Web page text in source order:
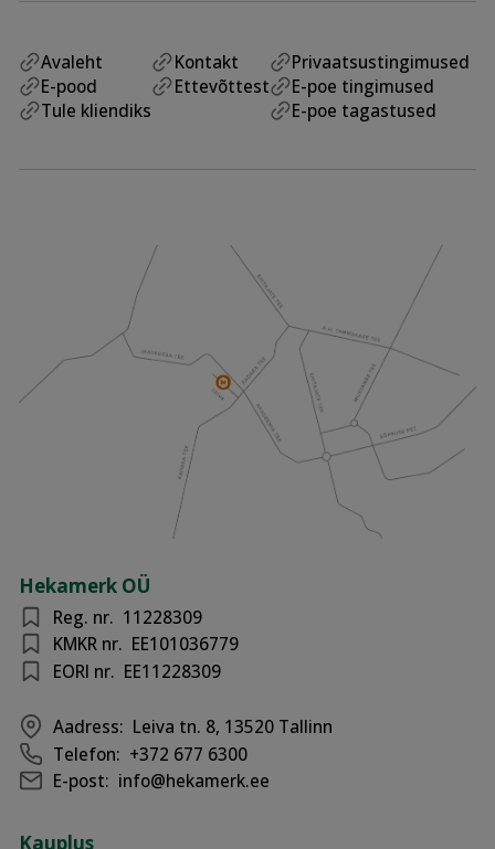
Avaleht
E-pood
Tule kliendiks
Kontakt
Ettevõttest
Privaatsustingimused
E-poe tingimused
E-poe tagastused
Hekamerk OÜ
Reg. nr. 11228309
KMKR nr. EE101036779
EORI nr. EE11228309
Aadress: Leiva tn. 8, 13520 Tallinn
Telefon: +372 677 6300
E-post: info@hekamerk.ee
Kauplus